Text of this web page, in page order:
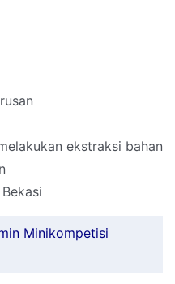
ekstraksi bahan
Minikompetisi